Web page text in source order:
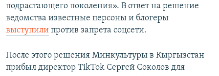
подрастающего поколения». В ответ на решение
ведомства известные персоны и блогеры
выступили против запрета соцсети.
После этого решения Минкультуры в Кыргызстан
прибыл директор TikTok Сергей Соколов для